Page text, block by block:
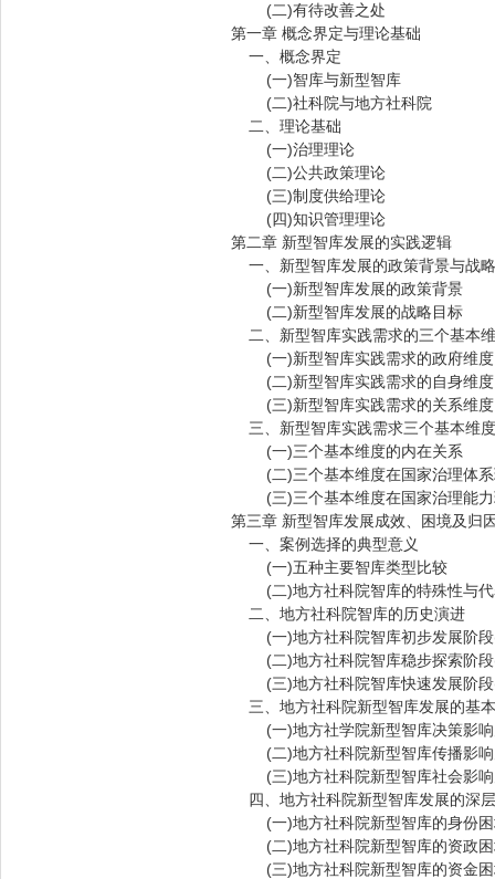
(二)有待改善之处
第一章 概念界定与理论基础
一、概念界定
(一)智库与新型智库
(二)社科院与地方社科院
二、理论基础
(一)治理理论
(二)公共政策理论
(三)制度供给理论
(四)知识管理理论
第二章 新型智库发展的实践逻辑
一、新型智库发展的政策背景与战
(一)新型智库发展的政策背景
(二)新型智库发展的战略目标
二、新型智库实践需求的三个基本
(一)新型智库实践需求的政府维度
(二)新型智库实践需求的自身维度
(三)新型智库实践需求的关系维度
三、新型智库实践需求三个基本维
(一)三个基本维度的内在关系
(二)三个基本维度在国家治理体系
(三)三个基本维度在国家治理能力
第三章 新型智库发展成效、困境及归
一、案例选择的典型意义
(一)五种主要智库类型比较
(二)地方社科院智库的特殊性与代
二、地方社科院智库的历史演进
(一)地方社科院智库初步发展阶段
(二)地方社科院智库稳步探索阶段
(三)地方社科院智库快速发展阶段
三、地方社科院新型智库发展的基
(一)地方社学院新型智库决策影响
(二)地方社科院新型智库传播影响
(三)地方社科院新型智库社会影响
四、地方社科院新型智库发展的深
(一)地方社科院新型智库的身份
(二)地方社科院新型智库的资政
(三)地方社科院新型智库的资金